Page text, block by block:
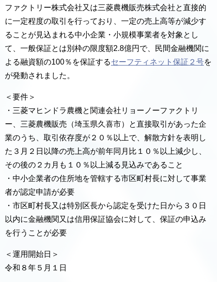
ファクトリー株式会社又は三菱農機販売株式会社と直接的
に一定程度の取引を行っており、一定の売上高等が減少す
ることが見込まれる中小企業・小規模事業者を対象とし
て、一般保証とは別枠の限度額2.8億円で、民間金融機関に
よる融資額の100％を保証するセーフティネット保証２号を
が発動されました。
＜要件＞
・三菱マヒンドラ農機と関連会社リョーノーファクトリ
ー、三菱農機販売（埼玉県久喜市）と直接取引があった企
業のうち、取引依存度が２０％以上で、解散方針を表明し
た３月２日以降の売上高が前年同月比１０％以上減少し、
その後の２カ月も１０％以上減る見込みであること
・中小企業者の住所地を管轄する市区町村長に対して事業
者が認定申請が必要
・市区町村長又は特別区長から認定を受けた日から３０日
以内に金融機関又は信用保証協会に対して、保証の申込み
を行うことが必要
＜運用開始日＞
令和８年５月１日